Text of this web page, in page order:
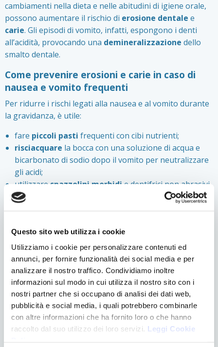
Questo sito web utilizza i cookie
Utilizziamo i cookie per personalizzare contenuti ed
annunci, per fornire funzionalità dei social media e per
analizzare il nostro traffico. Condividiamo inoltre
informazioni sul modo in cui utilizza il nostro sito con i
nostri partner che si occupano di analisi dei dati web,
pubblicità e social media, i quali potrebbero combinarle
con altre informazioni che ha fornito loro o che hanno
raccolto dal suo utilizzo dei loro servizi. Leggi Cookie
cambiamenti nella dieta e nelle abitudini di igiene orale,
possono aumentare il rischio di erosione dentale e
carie. Gli episodi di vomito, infatti, espongono i denti
all’acidità, provocando una demineralizzazione dello
smalto dentale.
Come prevenire erosioni e carie in caso di
nausea e vomito frequenti
Per ridurre i rischi legati alla nausea e al vomito durante
la gravidanza, è utile:
fare piccoli pasti frequenti con cibi nutrienti;
risciacquare la bocca con una soluzione di acqua e
bicarbonato di sodio dopo il vomito per neutralizzare
gli acidi;
utilizzare spazzolini morbidi e dentifrici non abrasivi
per proteggere lo smalto dentale;
assicurarsi di assumere una quantità adeguata di
Consigli per migliorare la salute orale
durante la gravidanza
Per mantenere una buona salute orale durante la
gravidanza, è consigliabile:
programmare unavisita odontoiatricaall’inizio della
gravidanza e programmare delle sedute di igiene
orale professionale nel corso del periodo gravidico;